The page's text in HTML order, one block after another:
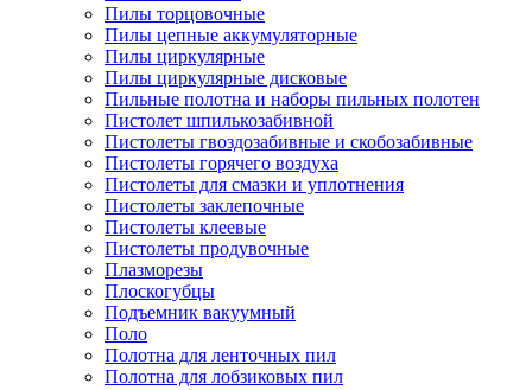
Пилы торцовочные
Пилы цепные аккумуляторные
Пилы циркулярные
Пилы циркулярные дисковые
Пильные полотна и наборы пильных полотен
Пистолет шпилькозабивной
Пистолеты гвоздозабивные и скобозабивные
Пистолеты горячего воздуха
Пистолеты для смазки и уплотнения
Пистолеты заклепочные
Пистолеты клеевые
Пистолеты продувочные
Плазморезы
Плоскогубцы
Подъемник вакуумный
Поло
Полотна для ленточных пил
Полотна для лобзиковых пил